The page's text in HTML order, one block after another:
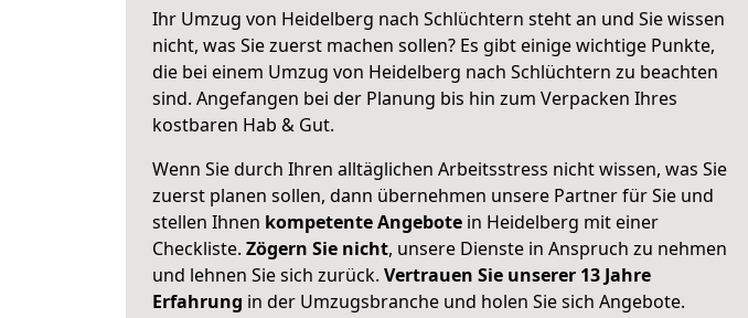
Ihr Umzug von Heidelberg nach Schlüchtern steht an und Sie wissen
nicht, was Sie zuerst machen sollen? Es gibt einige wichtige Punkte,
die bei einem Umzug von Heidelberg nach Schlüchtern zu beachten
sind. Angefangen bei der Planung bis hin zum Verpacken Ihres
kostbaren Hab & Gut.
Wenn Sie durch Ihren alltäglichen Arbeitsstress nicht wissen, was Sie
zuerst planen sollen, dann übernehmen unsere Partner für Sie und
stellen Ihnen kompetente Angebote in Heidelberg mit einer
Checkliste. Zögern Sie nicht, unsere Dienste in Anspruch zu nehmen
und lehnen Sie sich zurück. Vertrauen Sie unserer 13 Jahre
Erfahrung in der Umzugsbranche und holen Sie sich Angebote.